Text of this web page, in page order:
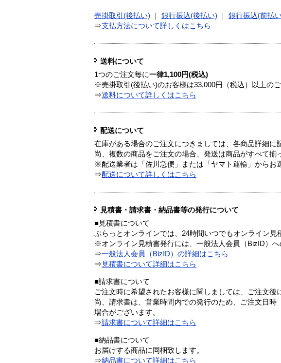
売掛取引(後払い) 銀行振込(後払い) 銀行振込(前払
⇒支払方法について詳しくはこちら
送料について
1つのご注文毎に一律1,100円(税込)
※売掛取引(後払い)のお客様は33,000円（税込）以上のご
⇒送料について詳しくはこちら
配送について
在庫がある場合のご注文につきましては、各商品詳細に
尚、複数の商品をご注文の場合、発送は商品がすべて揃
※配送業者は「佐川急便」または「ヤマト運輸」からお
⇒配送について詳しくはこちら
見積書・請求書・納品書等の発行について
■見積書について
ぷらっとオンラインでは、24時間いつでもオンライン見
※オンライン見積書発行には、一般法人会員（BizID）へ
⇒一般法人会員（BizID）の詳細はこちら
⇒ 見積書について詳細はこちら
■請求書について
ご注文時に希望されたお客様に関しましては、ご注文後
尚、請求書は、営業時間内での発行のため、ご注文日
場合がございます。
⇒請求書について詳細はこちら
■納品書について
お届けする商品に同梱致します。
⇒納品書について詳細はこちら